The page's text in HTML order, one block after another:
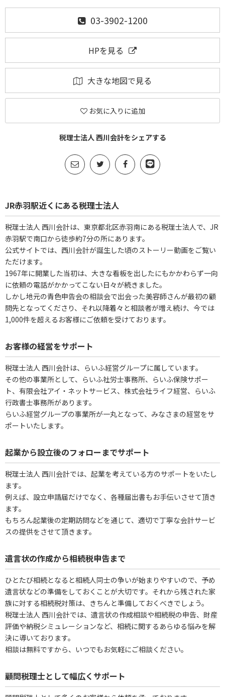
03-3902-1200
HPを見る
大きな地図で見る
お気に入りに追加
税理士法人 西川会計をシェアする
JR赤羽駅近くにある税理士法人
税理士法人 西川会計は、東京都北区赤羽南にある税理士法人で、JR
赤羽駅で南口から徒歩約7分の所にあります。
公式サイトでは、西川会計が誕生した頃のストーリー動画をご覧い
ただけます。
1967年に開業した当初は、大きな看板を出したにもかかわらず一向
に依頼の電話がかかってこない日々が続きました。
しかし地元の青色申告会の相談会で出会った美容師さんが最初の顧
問先となってくださり、それ以降着々と相談者が増え続け、今では
1,000件を超えるお客様にご依頼を受けております。
お客様の経営をサポート
税理士法人 西川会計は、らいふ経営グループに属しています。
その他の事業所として、らいふ社労士事務所、らいふ保険サポー
ト、有限会社アイ・ネットサービス、株式会社ライフ経営、らいふ
行政書士事務所があります。
らいふ経営グループの事業所が一丸となって、みなさまの経営をサ
ポートいたします。
起業から設立後のフォローまでサポート
税理士法人 西川会計では、起業を考えている方のサポートをいたし
ます。
例えば、設立申請届だけでなく、各種届出書もお手伝いさせて頂き
ます。
もちろん起業後の定期訪問などを通じて、適切で丁寧な会計サービ
スの提供をさせて頂きます。
遺言状の作成から相続税申告まで
ひとたび相続となると相続人同士の争いが始まりやすいので、予め
遺言状などの準備をしておくことが大切です。それから残された家
族に対する相続税対策は、きちんと準備しておくべきでしょう。
税理士法人 西川会計では、遺言状の作成相談や相続税の申告、財産
評価や納税シミュレーションなど、相続に関するあらゆる悩みを解
決に導いております。
相談は無料ですから、いつでもお気軽にご相談ください。
顧問税理士として幅広くサポート